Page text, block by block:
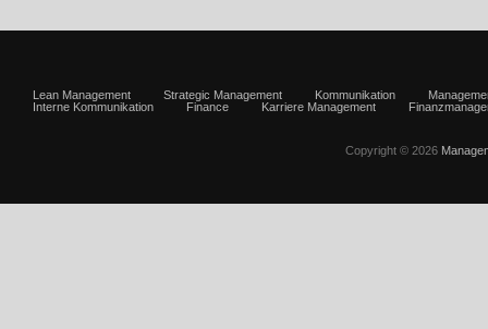
Lean Management Strategic Management Kommunikation
Interne Kommunikation
Finance Karriere Management
Copyright © 2026